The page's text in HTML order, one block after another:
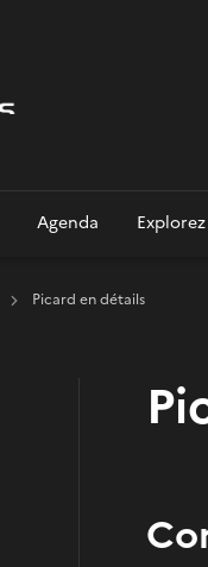
Agenda
Picard en détails